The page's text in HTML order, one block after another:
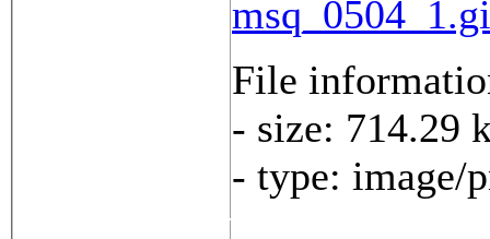
File
- size: 714.29
- type: image/